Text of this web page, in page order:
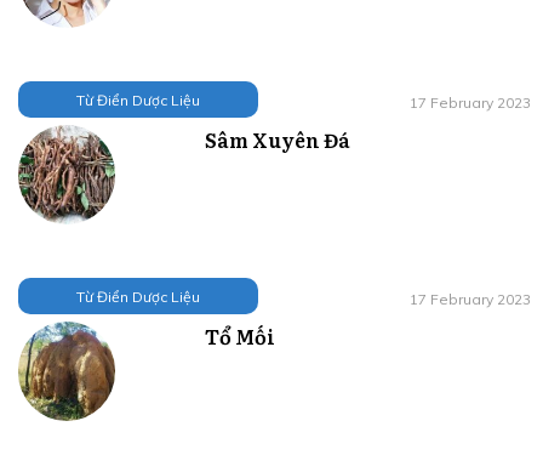
Từ Điển Dược Liệu 17 February 2023
Sâm Xuyên Đá
Từ Điển Dược Liệu 17 February 2023
Tổ Mối